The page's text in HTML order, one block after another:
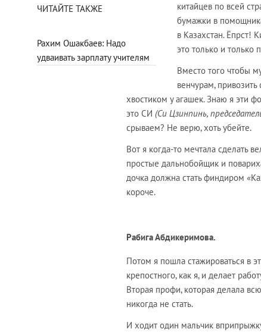
ЧИТАЙТЕ ТАКЖЕ
Рахим Ошакбаев: Надо
удваивать зарплату учителям
китайцев по всей
бумажки в
в Казахстан. Ёпрст!
это только и только
Вместо того чтобы
венчурам,
хвостиком у агашек. Знаю я эти
это СИ (Си Цзинпинь,
срываем? Не верю, хоть убейте.
Вот я когда-то мечтала сделать
простые дальнобойщик и
дочка должна стать финдиром
короче.
Рабига Абдикеримова.
Потом я пошла стажироваться в
крепостного, как я, и делает
Вторая профи, которая делала
никогда не стать.
И ходит один мальчик